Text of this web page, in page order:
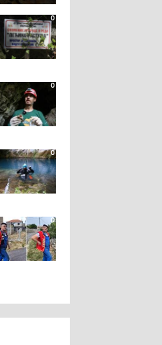
0
0
0
0